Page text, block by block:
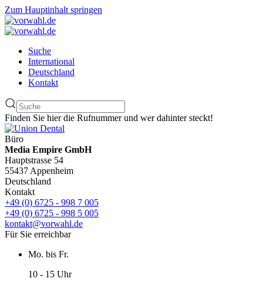
Zum Hauptinhalt springen
Suche
International
Deutschland
Kontakt
Finden Sie hier die Rufnummer und wer dahinter steckt!
Büro
Media Empire GmbH
Hauptstrasse 54
55437 Appenheim
Deutschland
Kontakt
+49 (0) 6725 - 998 7 005
+49 (0) 6725 - 998 5 005
kontakt@vorwahl.de
Für Sie erreichbar
Mo. bis Fr.
10 - 15 Uhr